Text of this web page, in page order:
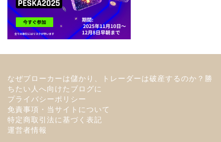
なぜブローカーは儲かり、トレーダーは破産するのか？勝
ちたい人へ向けたブログに
プライバシーポリシー
免責事項・当サイトについて
特定商取引法に基づく表記
運営者情報